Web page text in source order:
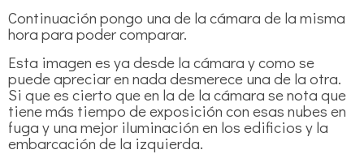
Continuación pongo una de la cámara de la misma
hora para poder comparar.
Esta imagen es ya desde la cámara y como se
puede apreciar en nada desmerece una de la otra.
Si que es cierto que en la de la cámara se nota que
tiene más tiempo de exposición con esas nubes en
fuga y una mejor iluminación en los edificios y la
embarcación de la izquierda.